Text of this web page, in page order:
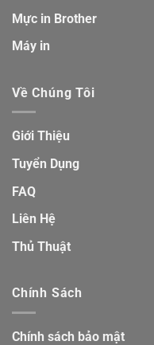
Mực in Brother
Máy in
Về Chúng Tôi
Giới Thiệu
Tuyển Dụng
FAQ
Liên Hệ
Thủ Thuật
Chính Sách
Chính sách bảo mật